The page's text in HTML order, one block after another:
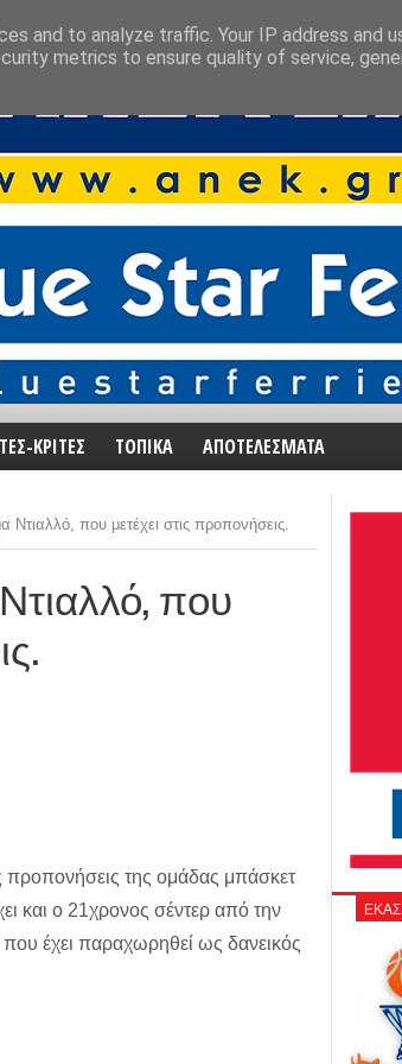
ΚΡΙΤΕΣ ΤΟΠΙΚΑ ΑΠΟΤΕΛΕΣΜΑΤΑ
Ντιαλλό, που μετέχει στις προπονήσεις.
που
προπονήσεις της ομάδας μπάσκετ
και ο 21χρονος σέντερ από την
έχει παραχωρηθεί ως δανεικός
and to analyze traffic. Your IP address and
metrics to ensure quality of service,